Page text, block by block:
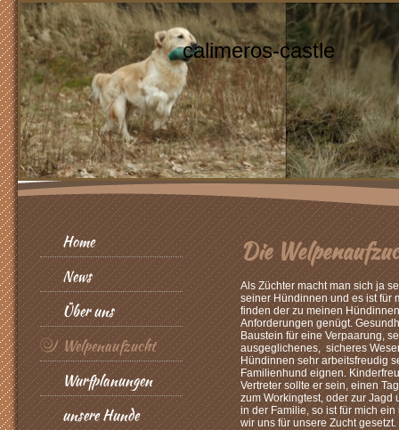
calimeros-castle
Home
News
Über uns
Welpenaufzucht
Wurfplanungen
unsere Hunde
Die
Als Züchter macht man sich ja
seiner Hündinnen und es ist für
finden der zu meinen
Anforderungen genügt.
Baustein für eine Verpaarung,
ausgeglichenes, sicheres
Hündinnen sehr arbeitsfreudig
Familienhund eignen.
Vertreter sollte er sein, einen
zum Workingtest, oder zur Jagd
in der Familie, so ist für mich
wir uns für unsere Zucht gesetzt.